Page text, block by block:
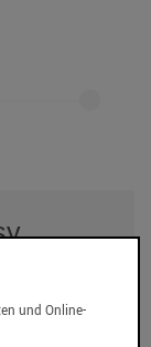
und Online-